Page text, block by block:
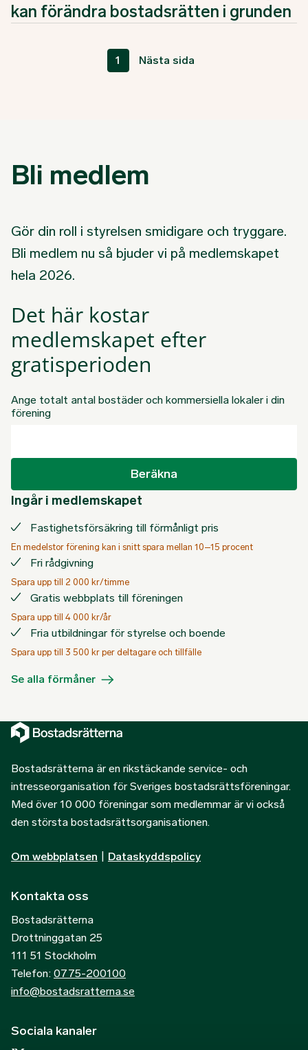
kan förändra bostadsrätten i grunden
1 Nästa sida
Bli medlem
Gör din roll i styrelsen smidigare och tryggare.
Bli medlem nu så bjuder vi på medlemskapet
hela 2026.
Det här kostar
medlemskapet efter
gratisperioden
Ange totalt antal bostäder och kommersiella lokaler i din
förening
Beräkna
Ingår i medlemskapet
Fastighetsförsäkring till förmånligt pris
En medelstor förening kan i snitt spara mellan 10–15 procent
Fri rådgivning
Spara upp till 2 000 kr/timme
Gratis webbplats till föreningen
Spara upp till 4 000 kr/år
Fria utbildningar för styrelse och boende
Spara upp till 3 500 kr per deltagare och tillfälle
Se alla förmåner
Bostadsrätterna är en rikstäckande service- och
intresseorganisation för Sveriges bostadsrättsföreningar.
Med över 10 000 föreningar som medlemmar är vi också
den största bostadsrättsorganisationen.
Om webbplatsen Dataskyddspolicy
Kontakta oss
Bostadsrätterna
Drottninggatan 25
111 51 Stockholm
Telefon: 0775-200100
info@bostadsratterna.se
Sociala kanaler